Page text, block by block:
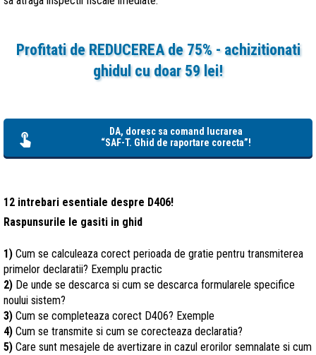
Profitati de REDUCEREA de 75% - achizitionati
ghidul cu doar 59 lei!
DA, doresc sa comand lucrarea
“SAF-T. Ghid de raportare corecta”!
12 intrebari esentiale despre D406!
Raspunsurile le gasiti in ghid
1) Cum se calculeaza corect perioada de gratie pentru transmiterea
primelor declaratii? Exemplu practic
2) De unde se descarca si cum se descarca formularele specifice
noului sistem?
3) Cum se completeaza corect D406? Exemple
4) Cum se transmite si cum se corecteaza declaratia?
5) Care sunt mesajele de avertizare in cazul erorilor semnalate si cum